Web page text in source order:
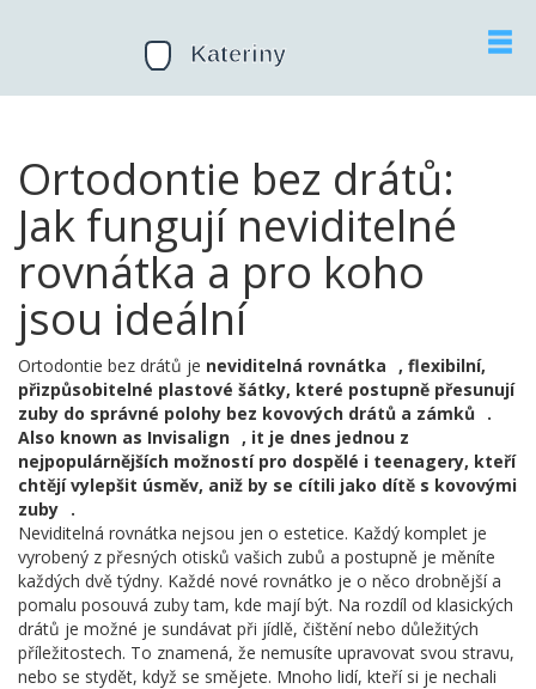
Ortodontie bez drátů:
Jak fungují neviditelné
rovnátka a pro koho
jsou ideální
Ortodontie bez drátů je neviditelná rovnátka , flexibilní,
přizpůsobitelné plastové šátky, které postupně přesunují
zuby do správné polohy bez kovových drátů a zámků
.
Also known as Invisalign , it je dnes jednou z
nejpopulárnějších možností pro dospělé i teenagery, kteří
chtějí vylepšit úsměv, aniž by se cítili jako dítě s kovovými
zuby .
Neviditelná rovnátka nejsou jen o estetice. Každý komplet je
vyrobený z přesných otisků vašich zubů a postupně je měníte
každých dvě týdny. Každé nové rovnátko je o něco drobnější a
pomalu posouvá zuby tam, kde mají být. Na rozdíl od klasických
drátů je možné je sundávat při jídlě, čištění nebo důležitých
příležitostech. To znamená, že nemusíte upravovat svou stravu,
nebo se stydět, když se smějete. Mnoho lidí, kteří si je nechali